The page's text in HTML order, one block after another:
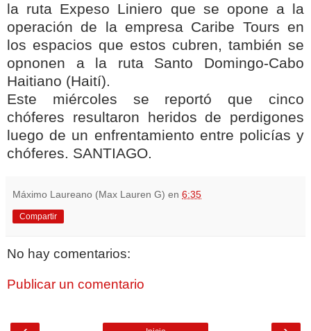
la ruta Expeso Liniero que se opone a la
operación de la empresa Caribe Tours en
los espacios que estos cubren, también se
opnonen a la ruta Santo Domingo-Cabo
Haitiano (Haití).
Este miércoles se reportó que cinco
chóferes resultaron heridos de perdigones
luego de un enfrentamiento entre policías y
chóferes. SANTIAGO.
Máximo Laureano (Max Lauren G) en 6:35
Compartir
No hay comentarios:
Publicar un comentario